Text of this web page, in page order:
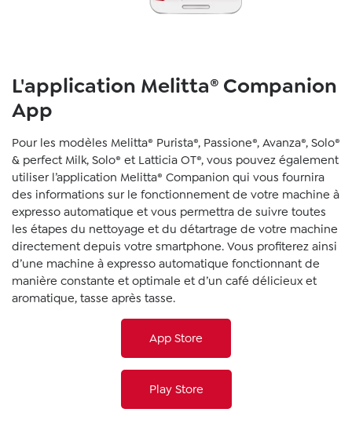
L'application Melitta® Companion
App
Pour les modèles Melitta® Purista®, Passione®, Avanza®, Solo®
& perfect Milk, Solo® et Latticia OT®, vous pouvez également
utiliser l’application Melitta® Companion qui vous fournira
des informations sur le fonctionnement de votre machine à
expresso automatique et vous permettra de suivre toutes
les étapes du nettoyage et du détartrage de votre machine
directement depuis votre smartphone. Vous profiterez ainsi
d’une machine à expresso automatique fonctionnant de
manière constante et optimale et d’un café délicieux et
aromatique, tasse après tasse.
App Store
Play Store